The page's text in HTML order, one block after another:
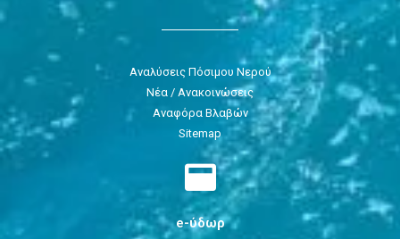
Αναλύσεις Πόσιμου Νερού
Νέα / Ανακοινώσεις
Αναφόρα Βλαβών
Sitemap
e-ύδωρ